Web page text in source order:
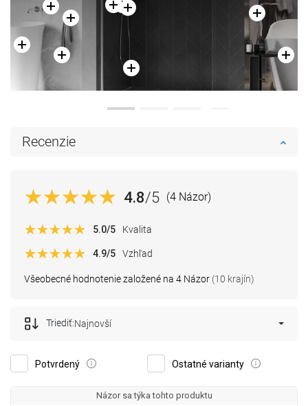
Recenzie
4.8/5 (4 Názor)
Všeobecné hodnotenie založené na 4 Názor (10 krajín)
5.0/5 Kvalita
4.9/5 Vzhľad
Potvrdený Ostatné varianty
Triediť:Najnovší
Názor sa týka tohto produktu